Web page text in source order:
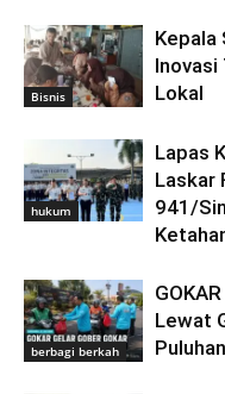
Bisnis
Kepala
Inovasi
Lokal
hukum
Lapas
Laskar
941/
berbagi berkah
Lewat